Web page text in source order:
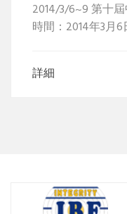
2014/3/6~9 第十
時間：2014年3月6
詳細